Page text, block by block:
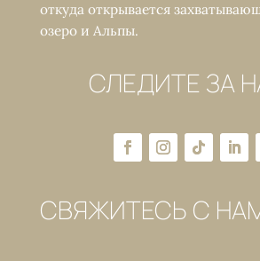
откуда открывается
озеро и Альпы.
СЛЕДИТЕ ЗА
СВЯЖИТЕСЬ С